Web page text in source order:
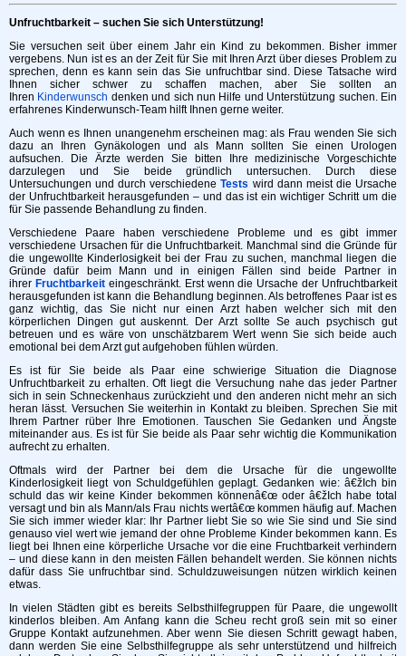
Unfruchtbarkeit – suchen Sie sich Unterstützung!
Sie versuchen seit über einem Jahr ein Kind zu bekommen. Bisher immer
vergebens. Nun ist es an der Zeit für Sie mit Ihren Arzt über dieses Problem zu
sprechen, denn es kann sein das Sie unfruchtbar sind. Diese Tatsache wird
Ihnen sicher schwer zu schaffen machen, aber Sie sollten an
Ihren Kinderwunsch denken und sich nun Hilfe und Unterstützung suchen. Ein
erfahrenes Kinderwunsch-Team hilft Ihnen gerne weiter.
Auch wenn es Ihnen unangenehm erscheinen mag: als Frau wenden Sie sich
dazu an Ihren Gynäkologen und als Mann sollten Sie einen Urologen
aufsuchen. Die Ärzte werden Sie bitten Ihre medizinische Vorgeschichte
darzulegen und Sie beide gründlich untersuchen. Durch diese
Untersuchungen und durch verschiedeneTests wird dann meist die Ursache
der Unfruchtbarkeit herausgefunden – und das ist ein wichtiger Schritt um die
für Sie passende Behandlung zu finden.
Verschiedene Paare haben verschiedene Probleme und es gibt immer
verschiedene Ursachen für die Unfruchtbarkeit. Manchmal sind die Gründe für
die ungewollte Kinderlosigkeit bei der Frau zu suchen, manchmal liegen die
Gründe dafür beim Mann und in einigen Fällen sind beide Partner in
ihrer Fruchtbarkeiteingeschränkt. Erst wenn die Ursache der Unfruchtbarkeit
herausgefunden ist kann die Behandlung beginnen. Als betroffenes Paar ist es
ganz wichtig, das Sie nicht nur einen Arzt haben welcher sich mit den
körperlichen Dingen gut auskennt. Der Arzt sollte Se auch psychisch gut
betreuen und es wäre von unschätzbarem Wert wenn Sie sich beide auch
emotional bei dem Arzt gut aufgehoben fühlen würden.
Es ist für Sie beide als Paar eine schwierige Situation die Diagnose
Unfruchtbarkeit zu erhalten. Oft liegt die Versuchung nahe das jeder Partner
sich in sein Schneckenhaus zurückzieht und den anderen nicht mehr an sich
heran lässt. Versuchen Sie weiterhin in Kontakt zu bleiben. Sprechen Sie mit
Ihrem Partner rüber Ihre Emotionen. Tauschen Sie Gedanken und Ängste
miteinander aus. Es ist für Sie beide als Paar sehr wichtig die Kommunikation
aufrecht zu erhalten.
Oftmals wird der Partner bei dem die Ursache für die ungewollte
Kinderlosigkeit liegt von Schuldgefühlen geplagt. Gedanken wie: â€žIch bin
schuld das wir keine Kinder bekommen könnenâ€œ oder â€žIch habe total
versagt und bin als Mann/als Frau nichts wertâ€œ kommen häufig auf. Machen
Sie sich immer wieder klar: Ihr Partner liebt Sie so wie Sie sind und Sie sind
genauso viel wert wie jemand der ohne Probleme Kinder bekommen kann. Es
liegt bei Ihnen eine körperliche Ursache vor die eine Fruchtbarkeit verhindern
– und diese kann in den meisten Fällen behandelt werden. Sie können nichts
dafür dass Sie unfruchtbar sind. Schuldzuweisungen nützen wirklich keinen
etwas.
In vielen Städten gibt es bereits Selbsthilfegruppen für Paare, die ungewollt
kinderlos bleiben. Am Anfang kann die Scheu recht groß sein mit so einer
Gruppe Kontakt aufzunehmen. Aber wenn Sie diesen Schritt gewagt haben,
dann werden Sie eine Selbsthilfegruppe als sehr unterstützend und hilfreich